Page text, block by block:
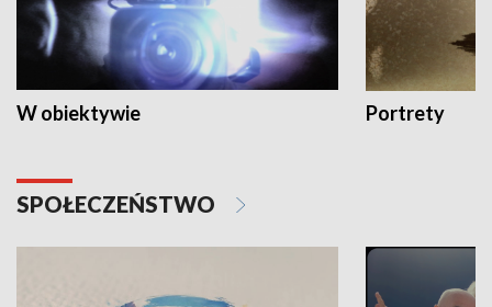
W obiektywie Portrety
SPOŁECZEŃSTWO